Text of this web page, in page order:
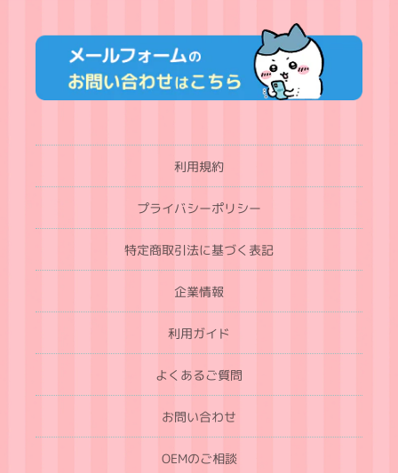
利用規約
プライバシーポリシー
特定商取引法に基づく表記
企業情報
利用ガイド
よくあるご質問
お問い合わせ
OEMのご相談